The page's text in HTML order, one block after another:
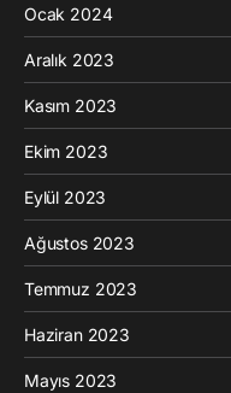
Ocak 2024
Aralık 2023
Kasım 2023
Ekim 2023
Eylül 2023
Ağustos 2023
Temmuz 2023
Haziran 2023
Mayıs 2023